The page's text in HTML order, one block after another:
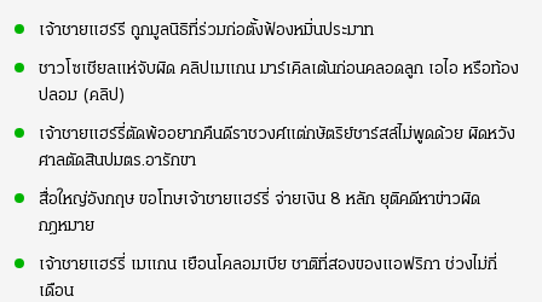
เจ้าชายแฮร์รี ถูกมูลนิธิที่ร่วมก่อตั้งฟ้องหมิ่นประมาท
ชาวโซเชียลแห่จับผิด คลิปเมแกน มาร์เคิลเต้นก่อนคลอดลูก เอไอ หรือท้อง
ปลอม (คลิป)
เจ้าชายแฮร์รี่ตัดพ้ออยากคืนดีราชวงศ์แต่กษัตริย์ชาร์สล์ไม่พูดด้วย ผิดหวัง
ศาลตัดสินปมตร.อารักขา
สื่อใหญ่อังกฤษ ขอโทษเจ้าชายแฮร์รี่ จ่ายเงิน 8 หลัก ยุติคดีหาข่าวผิด
กฎหมาย
เจ้าชายแฮร์รี่ เมแกน เยือนโคลอมเบีย ชาติที่สองของแอฟริกา ช่วงไม่กี่
เดือน